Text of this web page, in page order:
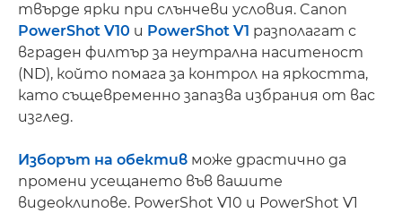
твърде ярки при слънчеви условия. Canon
PowerShot V10 и PowerShot V1 разполагат с
вграден филтър за неутрална наситеност
(ND), който помага за контрол на яркостта,
като същевременно запазва избрания от вас
изглед.
Изборът на обектив може драстично да
промени усещането във вашите
видеоклипове. PowerShot V10 и PowerShot V1